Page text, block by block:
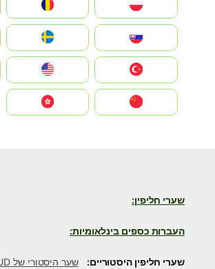
שערי חליפין:
העברות כספים בינלאומיות:
שערי חליפין היסטוריים:
שער היסטורי של AUD